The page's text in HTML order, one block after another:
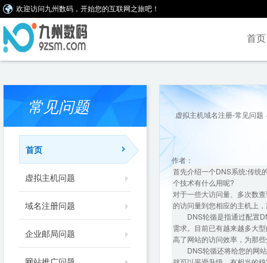
欢迎访问九州数码，开始您的互联网之旅吧！
首页
常见问题
首页
虚拟主机问题
域名注册问题
企业邮局问题
虚拟主机域名注册-常见问题
作者：
首先介绍一个DNS系统:传统
个技术有什么用呢?
对于一些大访问量、多次数
的访问量到您相应的主机上
DNS轮循是指通过配置
需求。目前已有越来越多大
高了网站的访问效率，为那
DNS轮循还将给您的网站